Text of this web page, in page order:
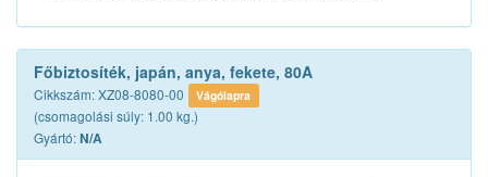
Főbiztosíték, japán, anya, fekete, 80A
Cikkszám: XZ08-8080-00 Vágólapra
(csomagolási súly: 1.00 kg.)
Gyártó:N/A